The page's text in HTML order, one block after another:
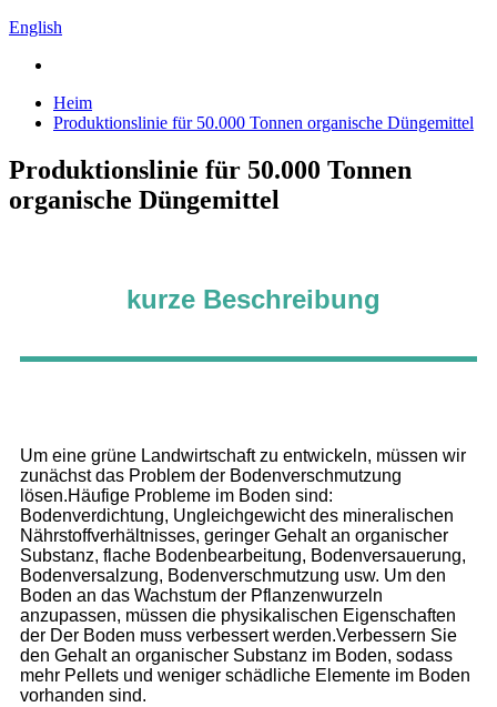
English
Heim
Produktionslinie für 50.000 Tonnen organische Düngemittel
Produktionslinie für 50.000 Tonnen
organische Düngemittel
kurze Beschreibung
Um eine grüne Landwirtschaft zu entwickeln, müssen wir
zunächst das Problem der Bodenverschmutzung
lösen.Häufige Probleme im Boden sind:
Bodenverdichtung, Ungleichgewicht des mineralischen
Nährstoffverhältnisses, geringer Gehalt an organischer
Substanz, flache Bodenbearbeitung, Bodenversauerung,
Bodenversalzung, Bodenverschmutzung usw. Um den
Boden an das Wachstum der Pflanzenwurzeln
anzupassen, müssen die physikalischen Eigenschaften
der Der Boden muss verbessert werden.Verbessern Sie
den Gehalt an organischer Substanz im Boden, sodass
mehr Pellets und weniger schädliche Elemente im Boden
vorhanden sind.